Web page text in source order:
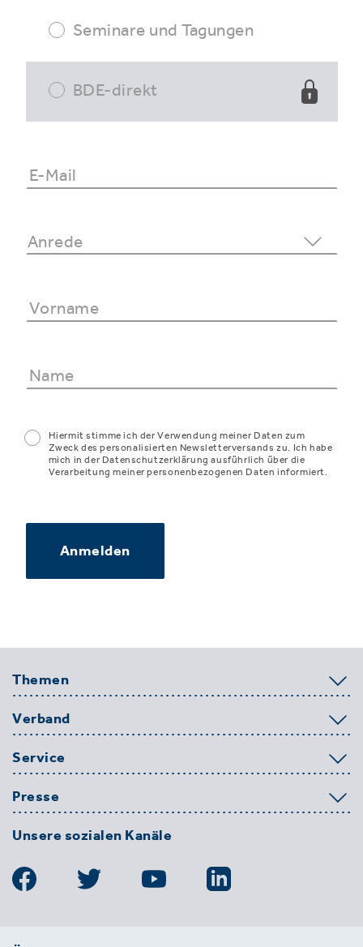
Seminare und Tagungen
BDE-direkt
Hiermit stimme ich der Verwendung meiner Daten zum
Zweck des personalisierten Newsletterversands zu. Ich habe
mich in der Datenschutzerklärung ausführlich über die
Verarbeitung meiner personenbezogenen Daten informiert.
Anmelden
Themen
Verband
Service
Presse
Unsere sozialen Kanäle